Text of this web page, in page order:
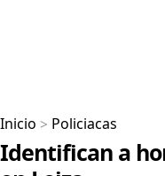
Inicio > Policiacas
Identifican a